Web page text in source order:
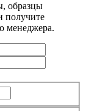
образцы
получите
менеджера.